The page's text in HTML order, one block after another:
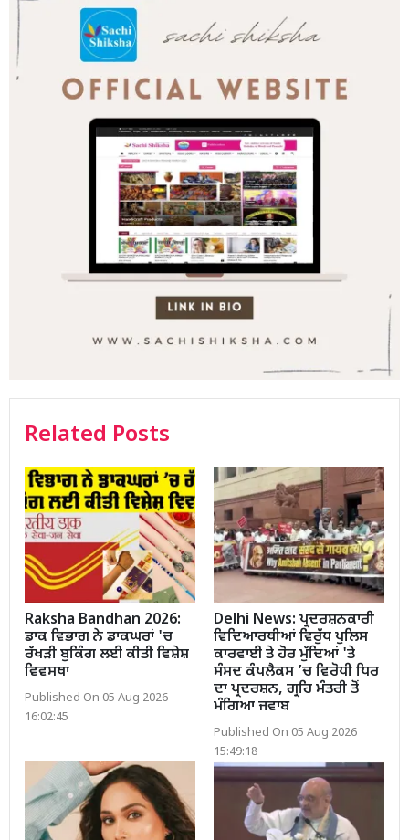
Related Posts
Raksha Bandhan 2026:
ਡਾਕ ਵਿਭਾਗ ਨੇ ਡਾਕਘਰਾਂ 'ਚ
ਰੱਖੜੀ ਬੁਕਿੰਗ ਲਈ ਕੀਤੀ ਵਿਸ਼ੇਸ਼
ਵਿਵਸਥਾ
Published On 05 Aug 2026
16:02:45
Delhi News: ਪ੍ਰਦਰਸ਼ਨਕਾਰੀ
ਵਿਦਿਆਰਥੀਆਂ ਵਿਰੁੱਧ ਪੁਲਿਸ
ਕਾਰਵਾਈ ਤੇ ਹੋਰ ਮੁੱਦਿਆਂ 'ਤੇ
ਸੰਸਦ ਕੰਪਲੈਕਸ ’ਚ ਵਿਰੋਧੀ ਧਿਰ
ਦਾ ਪ੍ਰਦਰਸ਼ਨ, ਗ੍ਰਹਿ ਮੰਤਰੀ ਤੋਂ
ਮੰਗਿਆ ਜਵਾਬ
Published On 05 Aug 2026
15:49:18